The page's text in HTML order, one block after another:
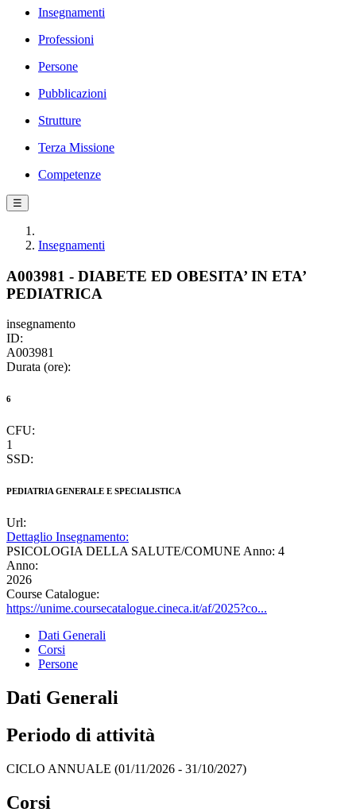
Insegnamenti
Professioni
Persone
Pubblicazioni
Strutture
Terza Missione
Competenze
☰
Insegnamenti
A003981 - DIABETE ED OBESITA’ IN ETA’
PEDIATRICA
insegnamento
ID:
A003981
Durata (ore):
6
CFU:
1
SSD:
PEDIATRIA GENERALE E SPECIALISTICA
Url:
Dettaglio Insegnamento:
PSICOLOGIA DELLA SALUTE/COMUNE Anno: 4
Anno:
2026
Course Catalogue:
https://unime.coursecatalogue.cineca.it/af/2025?co...
Dati Generali
Corsi
Persone
Dati Generali
Periodo di attività
CICLO ANNUALE (01/11/2026 - 31/10/2027)
Corsi